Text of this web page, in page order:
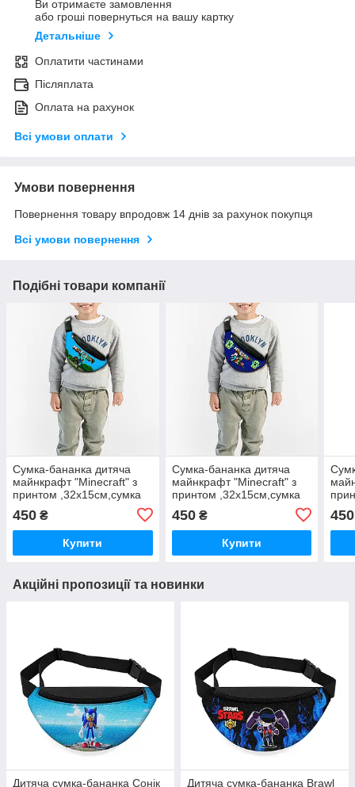
Ви отримаєте замовлення
або гроші повернуться на вашу картку
Детальніше
Оплатити частинами
Післяплата
Оплата на рахунок
Всі умови оплати
Умови повернення
Повернення товару впродовж 14 днів за рахунок покупця
Всі умови повернення
Подібні товари компанії
Сумка-бананка дитяча
майнкрафт "Minecraft" з
принтом ,32х15см,сумка
для хлопчика через плече
(0236)
450 ₴
Купити
Сумка-бананка дитяча
майнкрафт "Minecraft" з
принтом ,32х15см,сумка
для хлопчика через плече
(0239)
450₴
Купити
450
Акційні пропозиції та новинки
Дитяча сумка-бананка Сонік
Дитяча сумка-бананка Brawl